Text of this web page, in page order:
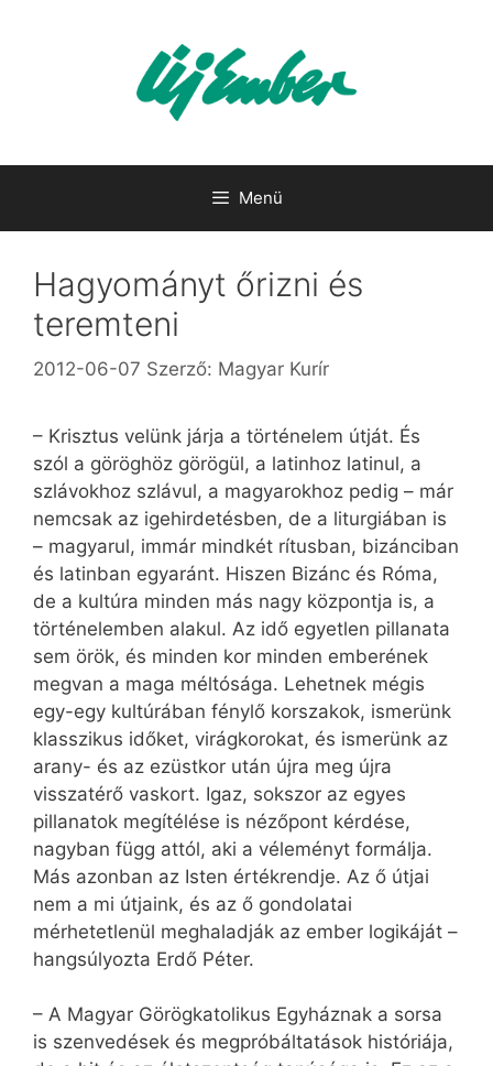
Menü
Hagyományt őrizni és
teremteni
2012-06-07 Szerző: Magyar Kurír
– Krisztus velünk járja a történelem útját. És
szól a göröghöz görögül, a latinhoz latinul, a
szlávokhoz szlávul, a magyarokhoz pedig – már
nemcsak az igehirdetésben, de a liturgiában is
– magyarul, immár mindkét rítusban, bizánciban
és latinban egyaránt. Hiszen Bizánc és Róma,
de a kultúra minden más nagy központja is, a
történelemben alakul. Az idő egyetlen pillanata
sem örök, és minden kor minden emberének
megvan a maga méltósága. Lehetnek mégis
egy-egy kultúrában fénylő korszakok, ismerünk
klasszikus időket, virágkorokat, és ismerünk az
arany- és az ezüstkor után újra meg újra
visszatérő vaskort. Igaz, sokszor az egyes
pillanatok megítélése is nézőpont kérdése,
nagyban függ attól, aki a véleményt formálja.
Más azonban az Isten értékrendje. Az ő útjai
nem a mi útjaink, és az ő gondolatai
mérhetetlenül meghaladják az ember logikáját –
hangsúlyozta Erdő Péter.
– A Magyar Görögkatolikus Egyháznak a sorsa
is szenvedések és megpróbáltatások históriája,